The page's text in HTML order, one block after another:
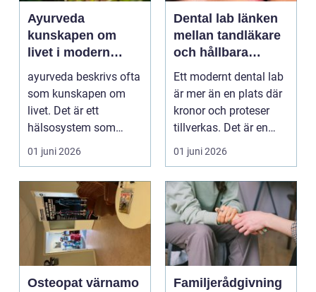
Ayurveda
kunskapen om
livet i modern
vardag
ayurveda beskrivs ofta
som kunskapen om
livet. Det är ett
hälsosystem som
betonar balans, helhet
och...
01 juni 2026
Dental lab länken
mellan tandläkare
och hållbara
leenden
Ett modernt dental lab
är mer än en plats där
kronor och proteser
tillverkas. Det är en
teknisk och ...
01 juni 2026
Osteopat värnamo
Familjerådgivning